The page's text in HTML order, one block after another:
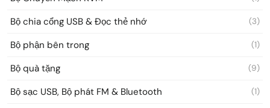
Bộ chia cổng USB & Đọc thẻ nhớ (3)
Bộ phận bên trong (1)
Bộ quà tặng (9)
Bộ sạc USB, Bộ phát FM & Bluetooth (1)